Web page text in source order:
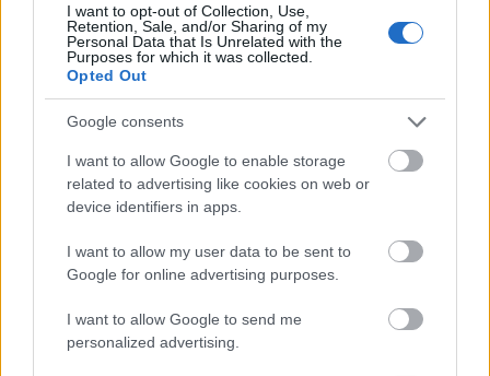
I want to opt-out of Collection, Use,
Retention, Sale, and/or Sharing of my
Personal Data that Is Unrelated with the
Purposes for which it was collected.
Opted Out
Google consents
I want to allow Google to enable storage
related to advertising like cookies on web or
device identifiers in apps.
I want to allow my user data to be sent to
Google for online advertising purposes.
I want to allow Google to send me
personalized advertising.
Ezeket olvastad már?
Palvin Barbara sugárzóan gyönyörű kismama,
meztelenfelsőben mutatta meg kerekedő pocakját a
Nem tudnak betelni egymással: sokatmondó fotókat